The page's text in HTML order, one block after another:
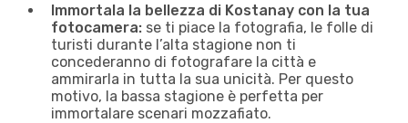
Immortala la bellezza di Kostanay con la tua
fotocamera: se ti piace la fotografia, le folle di
turisti durante l’alta stagione non ti
concederanno di fotografare la città e
ammirarla in tutta la sua unicità. Per questo
motivo, la bassa stagione è perfetta per
immortalare scenari mozzafiato.